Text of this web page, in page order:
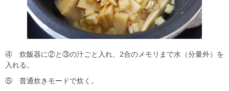
④ 炊飯器に②と③の汁ごと入れ、2合のメモリまで水（分量外）を
入れる。
⑤ 普通炊きモードで炊く。